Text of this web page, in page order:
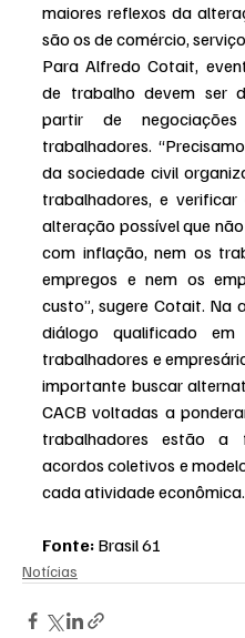
maiores reflexos da
são os de comércio,
Para Alfredo Cotait,
de trabalho devem ser
partir de
trabalhadores.
da sociedade civil
trabalhadores, e
alteração possível que
com inflação, nem os
empregos e nem os
custo”, sugere Cotait. Na
diálogo qualificado em
trabalhadores e
importante buscar
CACB voltadas a
trabalhadores estão a
acordos coletivos e
cada atividade econômica.
Fonte: Brasil 61
Notícias